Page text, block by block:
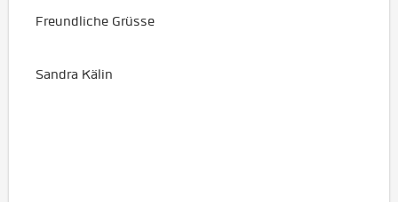
Freundliche Grüsse
Sandra Kälin